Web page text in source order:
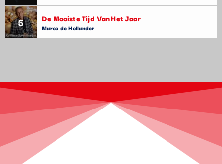
5 De Mooiste Tijd Van Het Jaar
Marco de Hollander